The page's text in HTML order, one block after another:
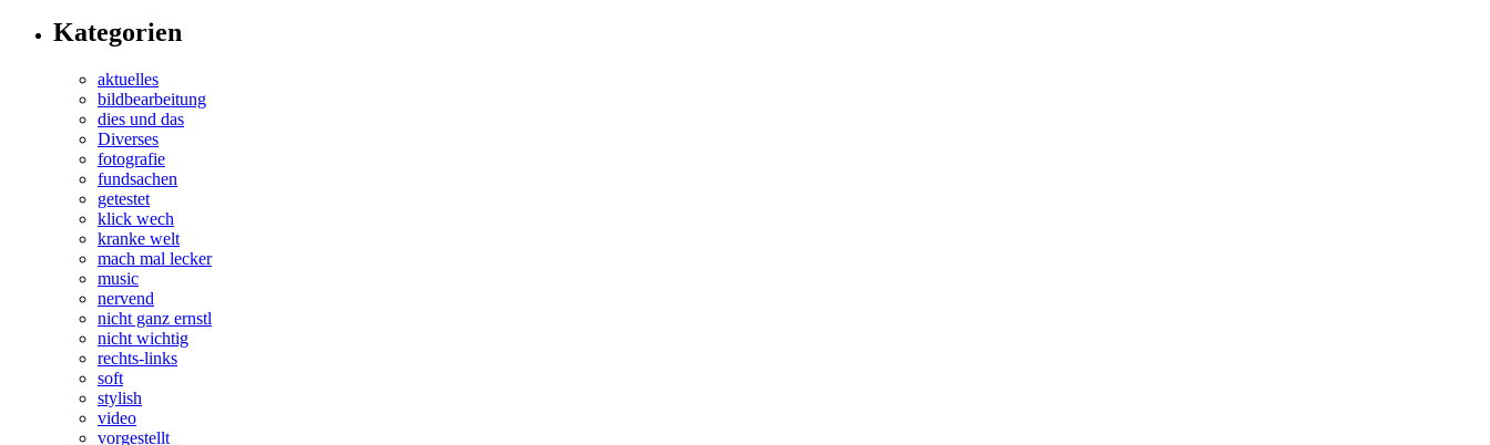
Kategorien
aktuelles
bildbearbeitung
dies und das
Diverses
fotografie
fundsachen
getestet
klick wech
kranke welt
mach mal lecker
music
nervend
nicht ganz ernstl
nicht wichtig
rechts-links
soft
stylish
video
vorgestellt